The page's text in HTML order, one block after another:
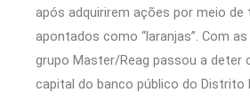
após adquirirem ações por meio de
apontados como “laranjas”. Com
grupo Master/Reag passou a deter
capital do banco público do Distrito